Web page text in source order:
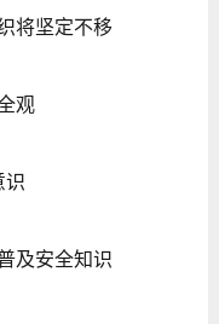
将坚定不移
观
识
及安全知识